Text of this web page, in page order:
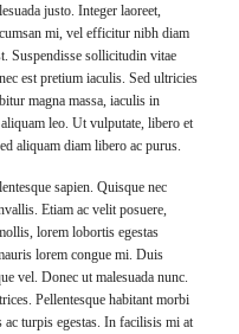
justo. Integer laoreet,
mi, vel efficitur nibh diam
Suspendisse sollicitudin vitae
est pretium iaculis. Sed ultricies
magna massa, iaculis in
leo. Ut vulputate, libero et
aliquam diam libero ac purus.
sapien. Quisque nec
Etiam ac velit posuere,
lorem lobortis egestas
lorem congue mi. Duis
vel. Donec ut malesuada nunc.
Pellentesque habitant morbi
ac turpis egestas. In facilisis mi at